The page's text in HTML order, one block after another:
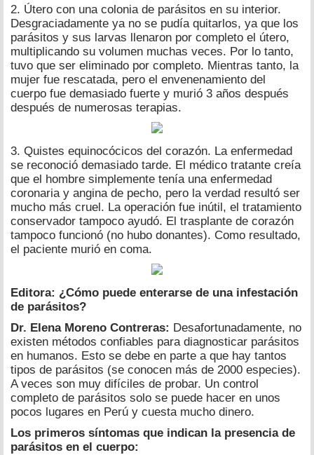
2. Útero con una colonia de parásitos en su interior.
Desgraciadamente ya no se pudía quitarlos, ya que los
parásitos y sus larvas llenaron por completo el útero,
multiplicando su volumen muchas veces. Por lo tanto,
tuvo que ser eliminado por completo. Mientras tanto, la
mujer fue rescatada, pero el envenenamiento del
cuerpo fue demasiado fuerte y murió 3 años después
después de numerosas terapias.
3. Quistes equinocócicos del corazón. La enfermedad
se reconoció demasiado tarde. El médico tratante creía
que el hombre simplemente tenía una enfermedad
coronaria y angina de pecho, pero la verdad resultó ser
mucho más cruel. La operación fue inútil, el tratamiento
conservador tampoco ayudó. El trasplante de corazón
tampoco funcionó (no hubo donantes). Como resultado,
el paciente murió en coma.
Editora: ¿Cómo puede enterarse de una infestación
de parásitos?
Dr. Elena Moreno Contreras: Desafortunadamente, no
existen métodos confiables para diagnosticar parásitos
en humanos. Esto se debe en parte a que hay tantos
tipos de parásitos (se conocen más de 2000 especies).
A veces son muy difíciles de probar. Un control
completo de parásitos solo se puede hacer en unos
pocos lugares en Perú y cuesta mucho dinero.
Los primeros síntomas que indican la presencia de
parásitos en el cuerpo: